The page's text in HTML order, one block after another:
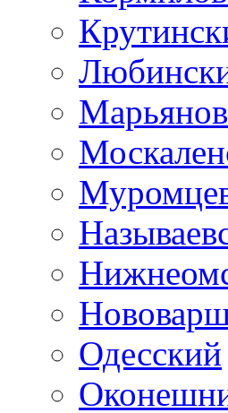
Одесский